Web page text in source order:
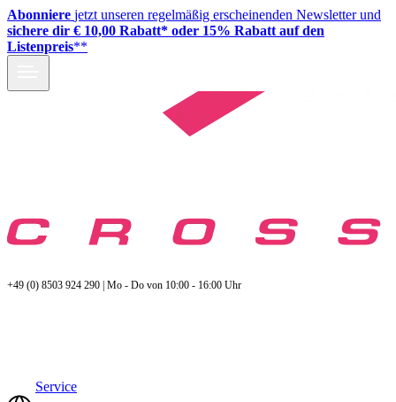
Abonniere jetzt unseren regelmäßig erscheinenden Newsletter und
sichere dir € 10,00 Rabatt* oder 15% Rabatt auf den
Listenpreis**
+49 (0) 8503 924 290 | Mo - Do von 10:00 - 16:00 Uhr
Service